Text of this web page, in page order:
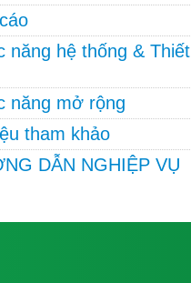
năng hệ thống & Thiết
năng mở rộng
tham khảo
DẪN NGHIỆP VỤ